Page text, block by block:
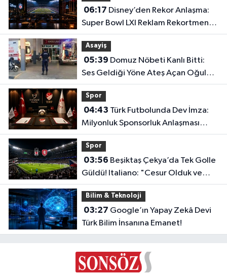
06:17
Super Bowl LXI Reklam Rekortmeni
Oldu!
Asayiş
05:39
Ses Geldiği Yöne Ateş Açan Oğul
Babasını Öldürdü!
Spor
04:43
Milyonluk Sponsorluk Anlaşması
Uzatıldı!
Spor
03:56
Güldü! Italiano: "Cesur Olduk ve
Karşılığını Aldık"
Bilim & Teknoloji
03:27
Türk Bilim İnsanına Emanet!